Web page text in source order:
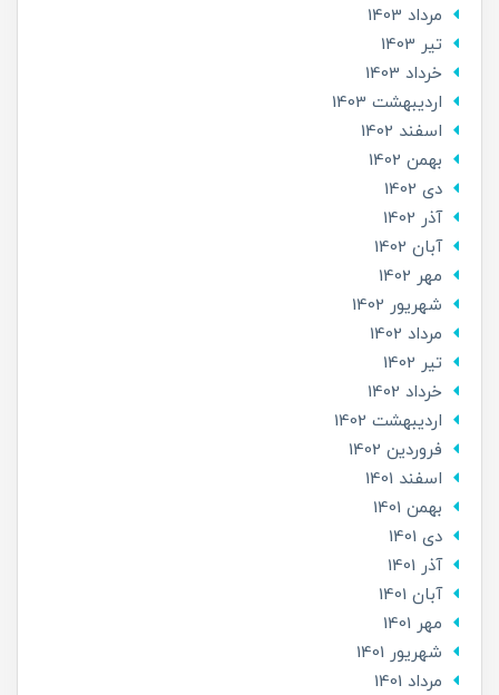
مرداد 1403
تير 1403
خرداد 1403
ارديبهشت 1403
اسفند 1402
بهمن 1402
دی 1402
آذر 1402
آبان 1402
مهر 1402
شهریور 1402
مرداد 1402
تير 1402
خرداد 1402
ارديبهشت 1402
فروردین 1402
اسفند 1401
بهمن 1401
دی 1401
آذر 1401
آبان 1401
مهر 1401
شهریور 1401
مرداد 1401